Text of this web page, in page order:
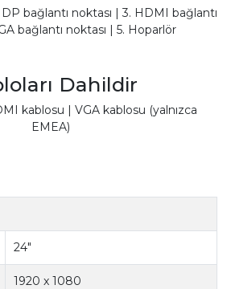
bağlantı noktası | 3. HDMI bağlantı
bağlantı noktası | 5. Hoparlör
Dahildir
kablosu | VGA kablosu (yalnızca
EMEA)
24"
1920 x 1080